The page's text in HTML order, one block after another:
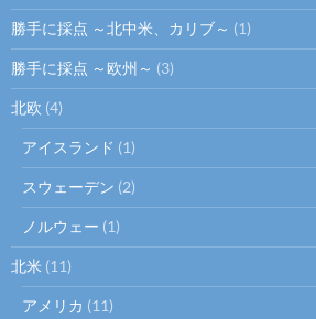
勝手に採点 ～北中米、カリブ～ (1)
勝手に採点 ～欧州～ (3)
北欧 (4)
アイスランド (1)
スウェーデン (2)
ノルウェー (1)
北米 (11)
アメリカ (11)